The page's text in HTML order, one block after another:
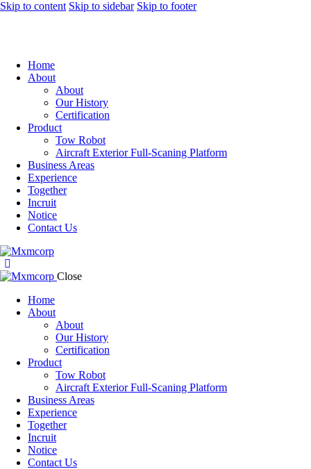
Skip to content Skip to sidebar Skip to footer
Home
About
About
Our History
Certification
Product
Tow Robot
Aircraft Exterior Full-Scaning Platform
Business Areas
Experience
Together
Incruit
Notice
Contact Us
Close
Home
About
About
Our History
Certification
Product
Tow Robot
Aircraft Exterior Full-Scaning Platform
Business Areas
Experience
Together
Incruit
Notice
Contact Us